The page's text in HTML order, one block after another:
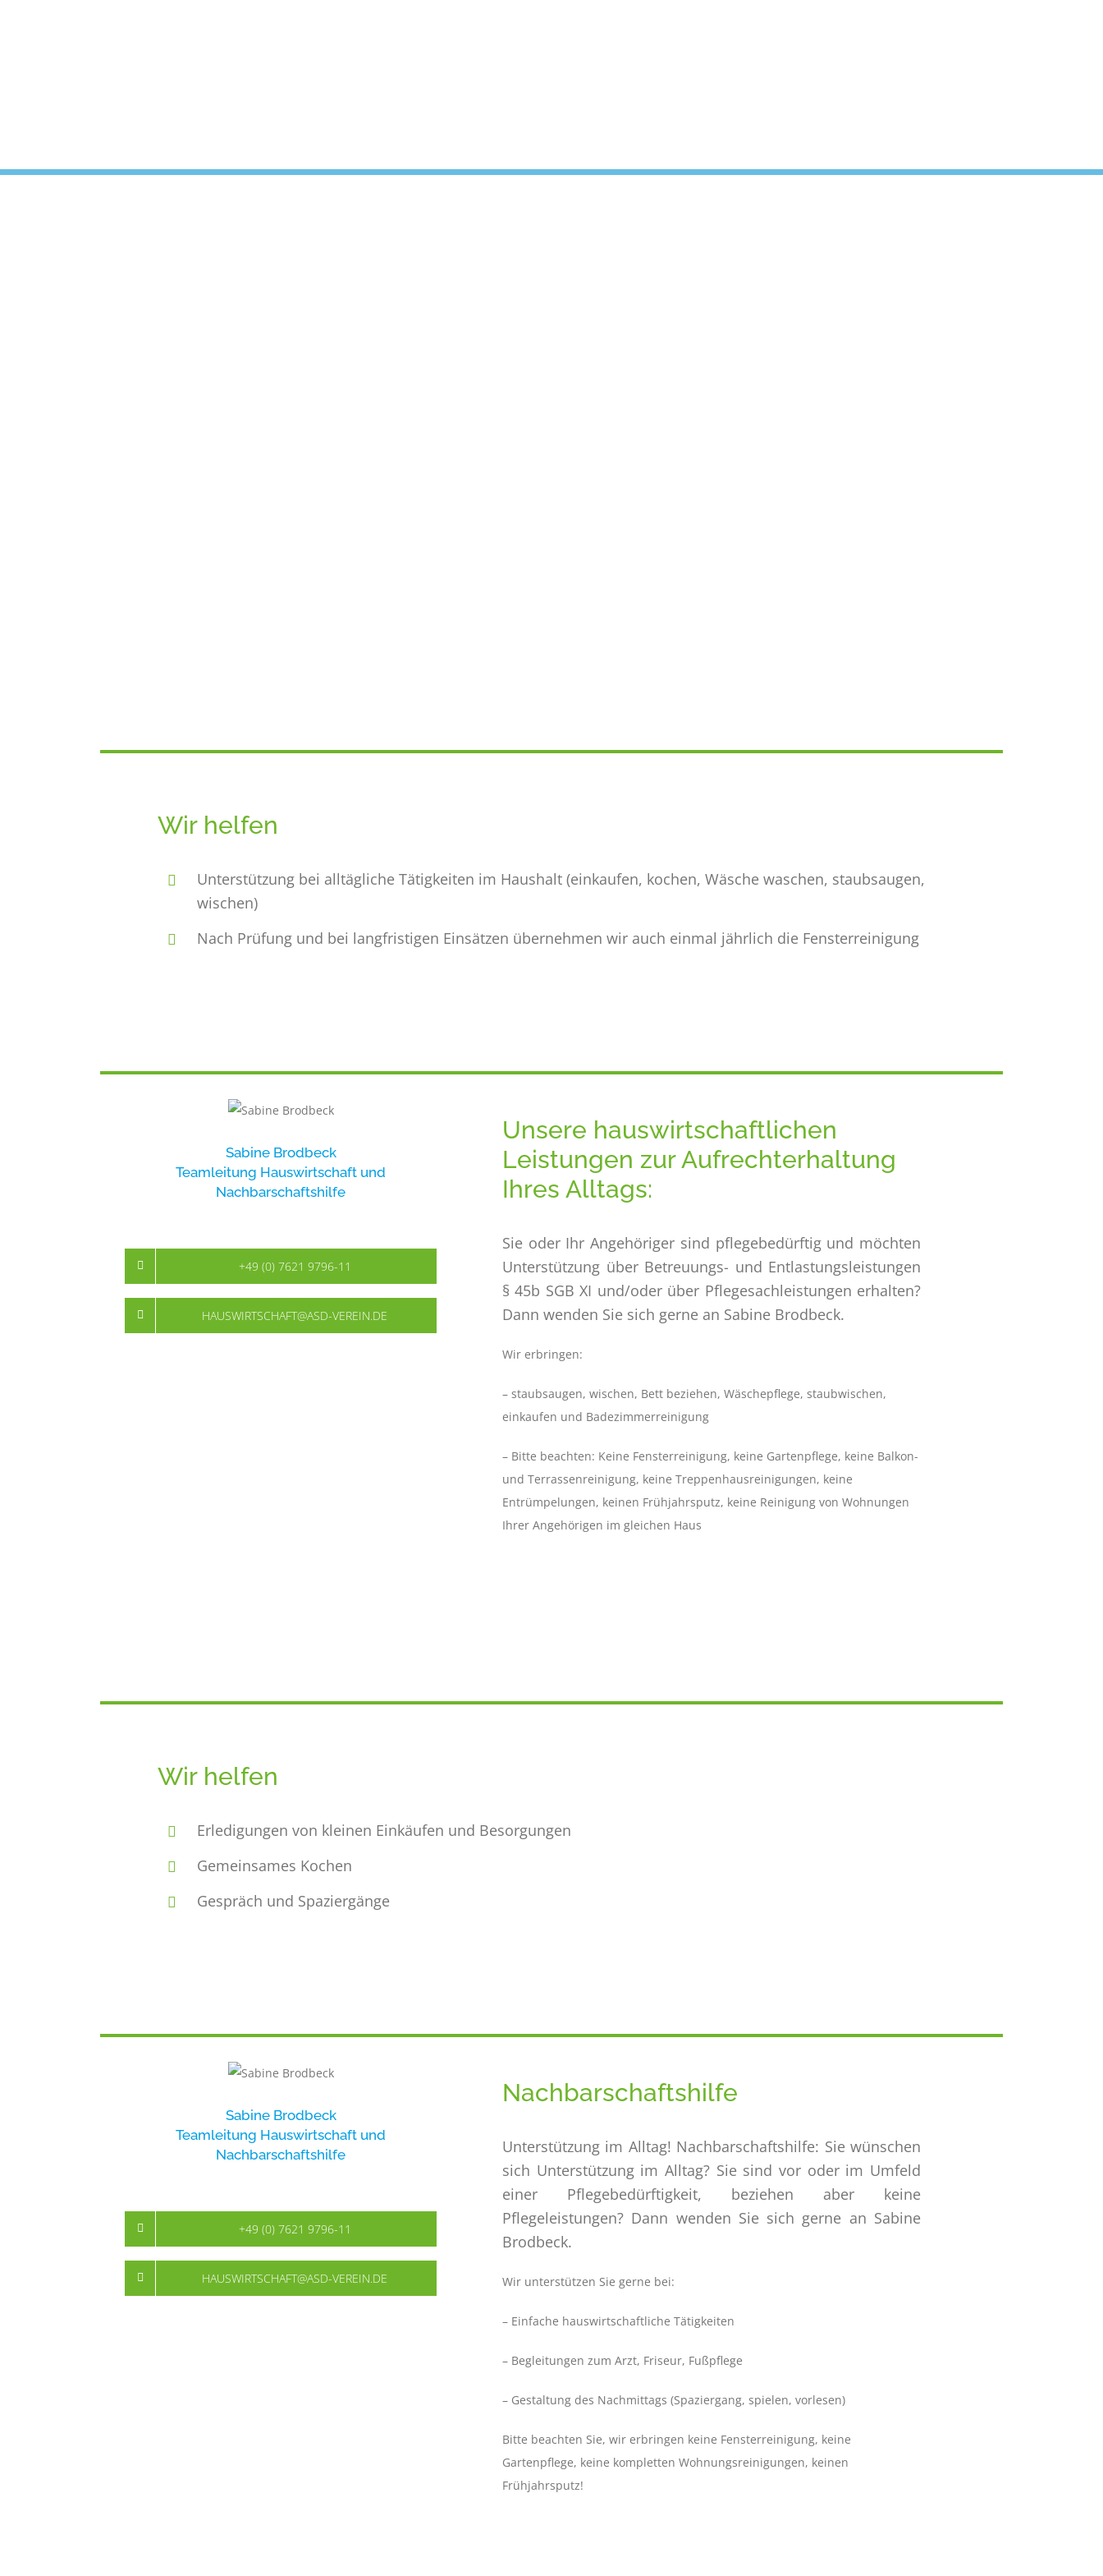
Wir helfen
Unterstützung bei alltägliche Tätigkeiten im Haushalt (einkaufen, kochen, Wäsche waschen, staubsaugen,
wischen)
Nach Prüfung und bei langfristigen Einsätzen übernehmen wir auch einmal jährlich die Fensterreinigung
Sabine Brodbeck
Teamleitung Hauswirtschaft und
Nachbarschaftshilfe
+49 (0) 7621 9796-11
HAUSWIRTSCHAFT@ASD-VEREIN.DE
Unsere hauswirtschaftlichen
Leistungen zur Aufrechterhaltung
Ihres Alltags:
Sie oder Ihr Angehöriger sind pflegebedürftig und möchten
Unterstützung über Betreuungs- und Entlastungsleistungen
§ 45b SGB XI und/oder über Pflegesachleistungen erhalten?
Dann wenden Sie sich gerne an Sabine Brodbeck.
Wir erbringen:
– staubsaugen, wischen, Bett beziehen, Wäschepflege, staubwischen,
einkaufen und Badezimmerreinigung
– Bitte beachten: Keine Fensterreinigung, keine Gartenpflege, keine Balkon-
und Terrassenreinigung, keine Treppenhausreinigungen, keine
Entrümpelungen, keinen Frühjahrsputz, keine Reinigung von Wohnungen
Ihrer Angehörigen im gleichen Haus
Wir helfen
Erledigungen von kleinen Einkäufen und Besorgungen
Gemeinsames Kochen
Gespräch und Spaziergänge
Sabine Brodbeck
Teamleitung Hauswirtschaft und
Nachbarschaftshilfe
+49 (0) 7621 9796-11
HAUSWIRTSCHAFT@ASD-VEREIN.DE
Nachbarschaftshilfe
Unterstützung im Alltag! Nachbarschaftshilfe: Sie wünschen
sich Unterstützung im Alltag? Sie sind vor oder im Umfeld
einer Pflegebedürftigkeit, beziehen aber keine
Pflegeleistungen? Dann wenden Sie sich gerne an Sabine
Brodbeck.
Wir unterstützen Sie gerne bei:
– Einfache hauswirtschaftliche Tätigkeiten
– Begleitungen zum Arzt, Friseur, Fußpflege
– Gestaltung des Nachmittags (Spaziergang, spielen, vorlesen)
Bitte beachten Sie, wir erbringen keine Fensterreinigung, keine
Gartenpflege, keine kompletten Wohnungsreinigungen, keinen
Frühjahrsputz!